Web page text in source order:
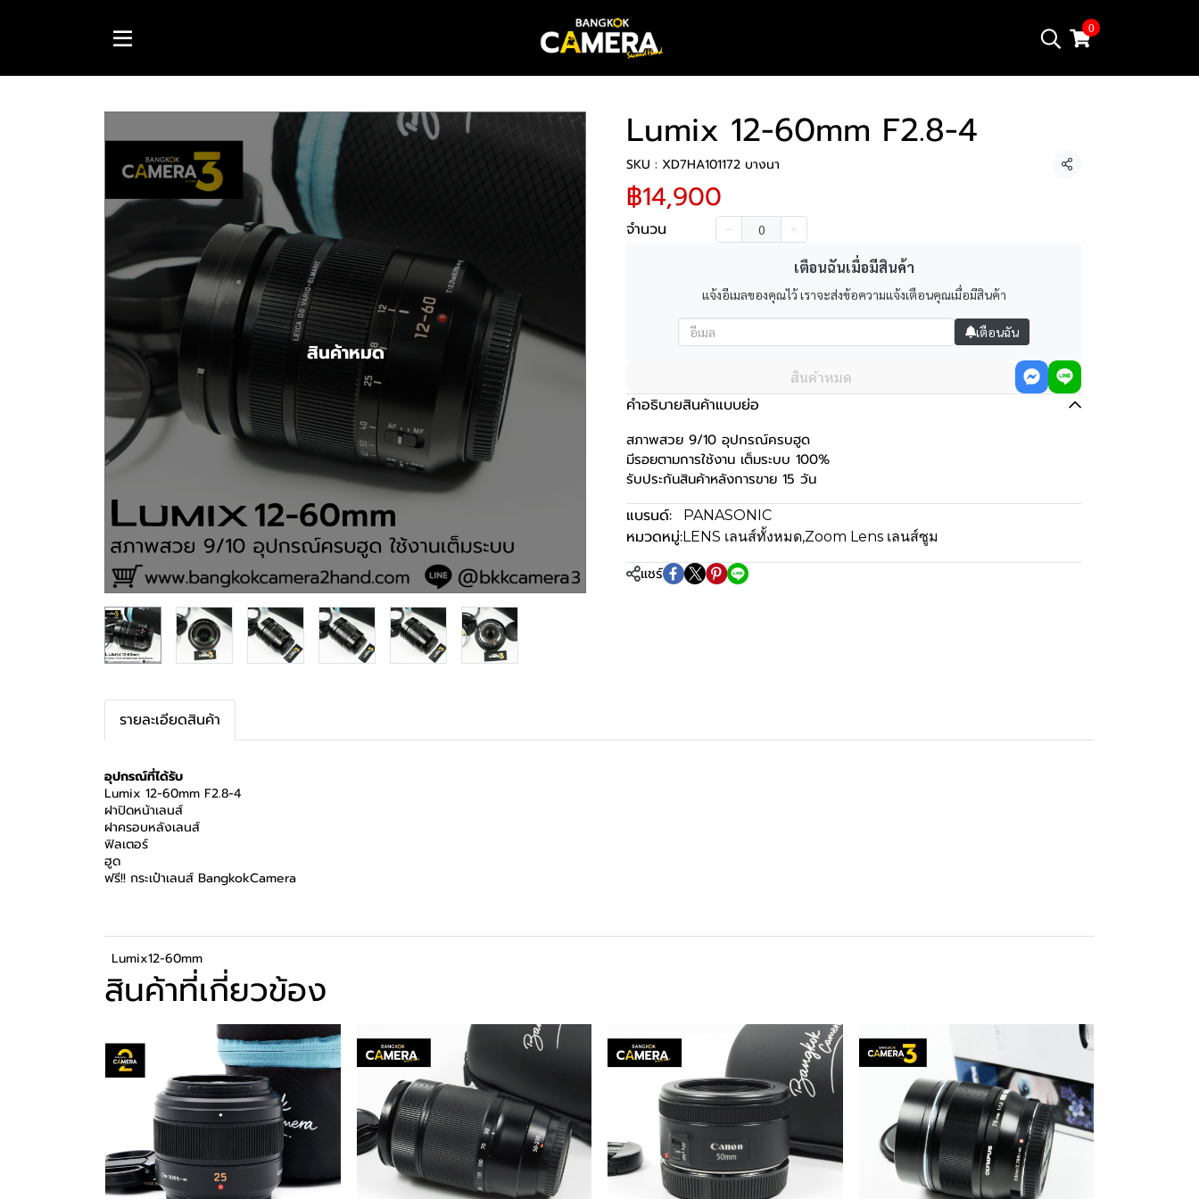
0
สินค้าหมด
Lumix 12-60mm F2.8-4
SKU : XD7HA101172 บางนา แชร์
฿14,900
จำนวน
เตือนฉันเมื่อมีสินค้า
แจ้งอีเมลของคุณไว้ เราจะส่งข้อความแจ้งเตือนคุณเมื่อมีสินค้า
เตือนฉัน
สินค้าหมด
คำอธิบายสินค้าแบบย่อ
สภาพสวย 9/10 อุปกรณ์ครบฮูด
มีรอยตามการใช้งาน เต็มระบบ 100%
รับประกันสินค้าหลังการขาย 15 วัน
แบรนด์: PANASONIC
หมวดหมู่:LENS เลนส์ทั้งหมด,Zoom Lens เลนส์ซูม
แชร์
รายละเอียดสินค้า
อุปกรณ์ที่ได้รับ
Lumix 12-60mm F2.8-4
ฝาปิดหน้าเลนส์
ฝาครอบหลังเลนส์
ฟิลเตอร์
ฮูด
ฟรี!! กระเป๋าเลนส์ BangkokCamera
Lumix12-60mm
สินค้าที่เกี่ยวข้อง